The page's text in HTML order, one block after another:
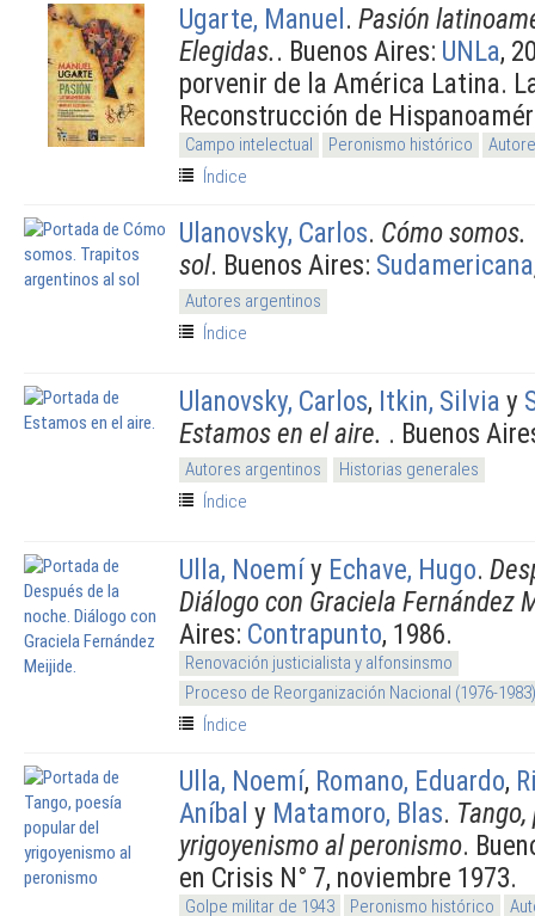
Ugarte, Manuel. Pasión
Elegidas.. Buenos Aires: UNLa,
porvenir de la América Latina.
Reconstrucción de
Campo intelectual Peronismo histórico
Índice
Ulanovsky, Carlos. Cómo
sol. Buenos Aires: Sudamericana
Autores argentinos
Índice
Ulanovsky, Carlos, Itkin, Silvia y
Estamos en el aire. . Buenos
Autores argentinos
Historias generales
Índice
Ulla, Noemíy Echave, Hugo.
Diálogo con Graciela Fernández
Aires: Contrapunto, 1986.
Renovación justicialista y alfonsinsmo
Proceso de Reorganización Nacional (1976-1983)
Índice
Ulla, Noemí, Romano, Eduardo,
Aníbal y Matamoro, Blas.
yrigoyenismo al peronismo.
en Crisis N° 7, noviembre 1973.
Golpe militar de 1943 Peronismo histórico